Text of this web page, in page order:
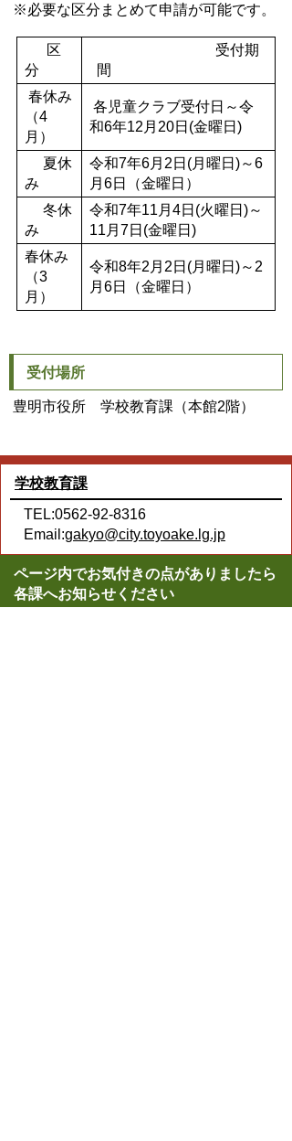
※必要な区分まとめて申請が可能です。
区
分
受付期
間
春休み
（4
月）
各児童クラブ受付日～令
和6年12月20日(金曜日)
夏休
み
令和7年6月2日(月曜日)～6
月6日（金曜日）
冬休
み
令和7年11月4日(火曜日)～
11月7日(金曜日)
春休み
（3
月）
令和8年2月2日(月曜日)～2
月6日（金曜日）
受付場所
豊明市役所 学校教育課（本館2階）
学校教育課
TEL:0562-92-8316
Email:gakyo@city.toyoake.lg.jp
ページ内でお気付きの点がありましたら
各課へお知らせください